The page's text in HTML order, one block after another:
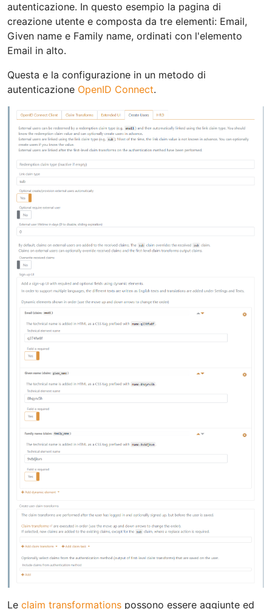
autenticazione. In questo esempio la pagina di
creazione utente e composta da tre elementi: Email,
Given name e Family name, ordinati con l'elemento
Email in alto.
Questa e la configurazione in un metodo di
autenticazione OpenID Connect.
Le claim transformations possono essere aggiunte ed